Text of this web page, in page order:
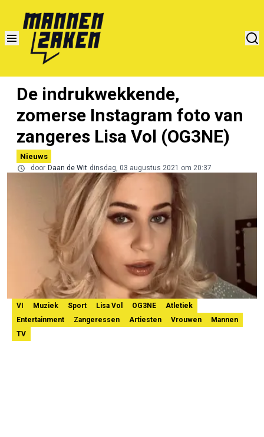
De indrukwekkende,
zomerse Instagram foto van
zangeres Lisa Vol (OG3NE)
Nieuws
door Daan de Wit dinsdag, 03 augustus 2021 om 20:37
VI Muziek Sport Lisa Vol OG3NE
Atletiek
Entertainment
Zangeressen Artiesten Vrouwen
Mannen
TV